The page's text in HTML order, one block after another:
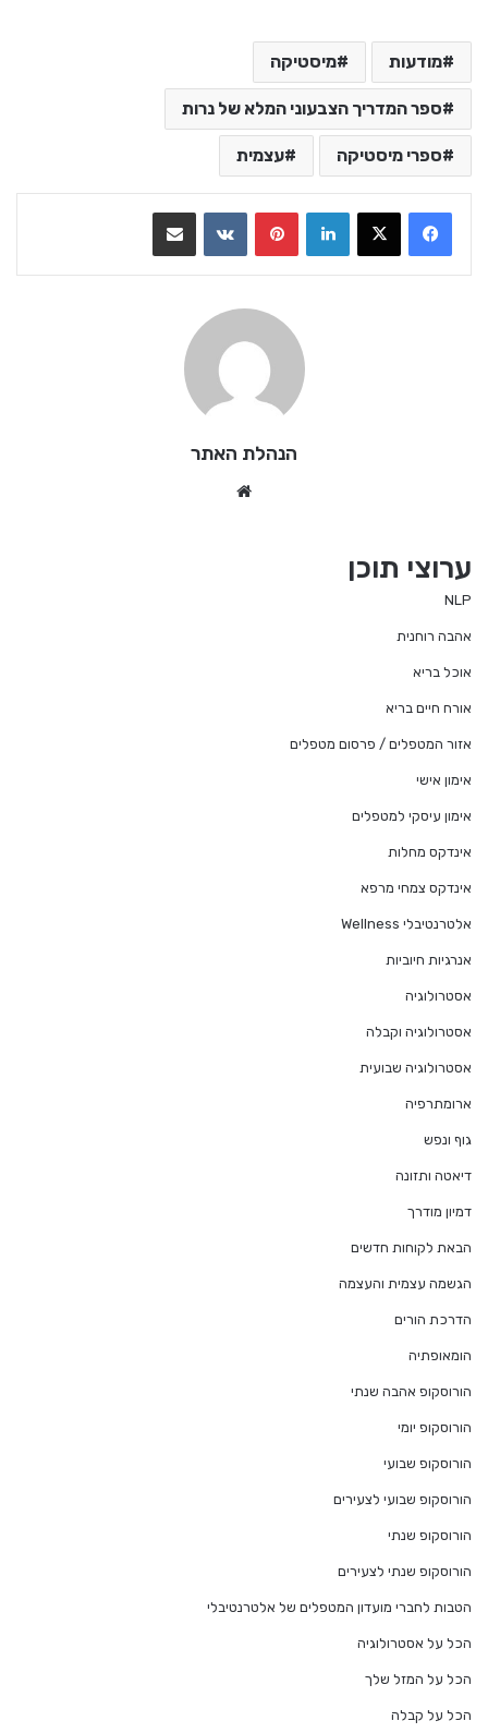
מודעות מיסטיקה
ספר המדריך הצבעוני המלא של נרות
ספרי מיסטיקה עצמית
LinkedIn
VKontakte
הנהלת האתר
ערוצי תוכן
NLP
אהבה רוחנית
אוכל בריא
אורח חיים בריא
אזור המטפלים / פרסום מטפלים
אימון אישי
אימון עיסקי למטפלים
אינדקס מחלות
אינדקס צמחי מרפא
אלטרנטיבלי Wellness
אנרגיות חיוביות
אסטרולוגיה
אסטרולוגיה וקבלה
אסטרולוגיה שבועית
ארומתרפיה
גוף ונפש
דיאטה ותזונה
דמיון מודרך
הבאת לקוחות חדשים
הגשמה עצמית והעצמה
הדרכת הורים
הומאופתיה
הורוסקופ אהבה שנתי
הורוסקופ יומי
הורוסקופ שבועי
הורוסקופ שבועי לצעירים
הורוסקופ שנתי
הורוסקופ שנתי לצעירים
הטבות לחברי מועדון המטפלים של אלטרנטיבלי
הכל על אסטרולוגיה
הכל על המזל שלך
הכל על קבלה